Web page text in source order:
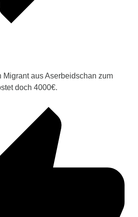
Migrant aus Aserbeidschan zum
doch 4000€.